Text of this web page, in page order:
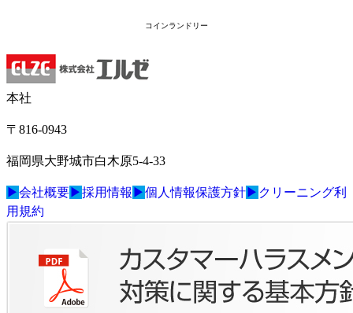
コインランドリー
本社
〒816-0943
福岡県大野城市白木原5-4-33
▶会社概要▶採用情報 ▶個人情報保護方針▶ クリーニング利
用規約